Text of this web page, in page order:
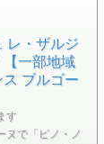
レ・ザルジ
一部地域
ブルゴー
す
ヌで「ピノ・ノ